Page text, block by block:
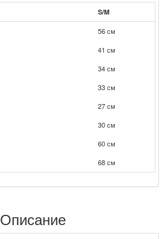
S/M
56 см
41 см
34 см
33 см
27 см
30 см
60 см
68 см
Описание